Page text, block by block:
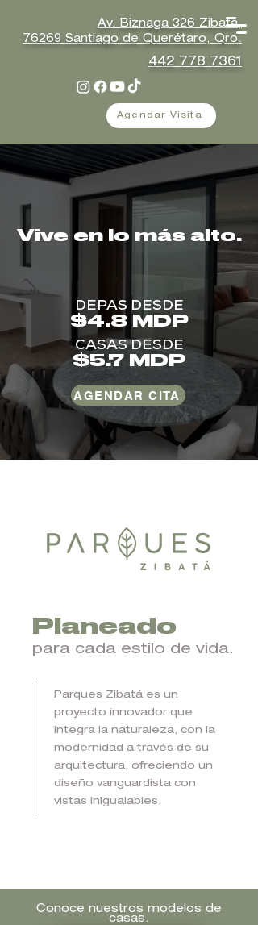
Av.
Biznaga 326 Zibatá,
76269 Santiago de Querétaro, Qro.
442 778 7361
Agendar Visita
Vive en lo más alto.
DEPAS DESDE
$4.8 MDP
CASAS DESDE
$5.7 MDP
AGENDAR CITA
Planeado
para cada estilo de vida.
Parques Zibatá es un
proyecto innovador que
integra la naturaleza, con la
modernidad a través de su
arquitectura, ofreciendo un
diseño vanguardista con
vistas inigualables.
Conoce nuestros modelos de
casas.